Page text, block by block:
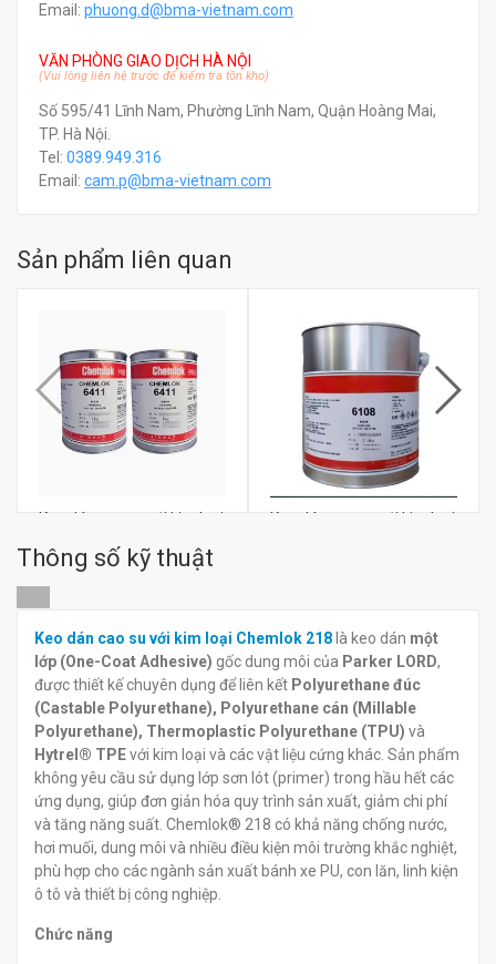
Email: phuong.d@bma-vietnam.com
VĂN PHÒNG GIAO DỊCH HÀ NỘI
(Vui lòng liên hệ trước để kiểm tra tồn kho)
Số 595/41 Lĩnh Nam, Phường Lĩnh Nam, Quận Hoàng Mai,
TP. Hà Nội.
Tel: 0389.949.316
Email: cam.p@bma-vietnam.com
Sản phẩm liên quan
Keo dán cao su với kim loại
0
Keo dán cao su với kim loại
0đ
Thông số kỹ thuật
Keo dán cao su với kim loại Chemlok 218 là keo dán một
lớp (One-Coat Adhesive) gốc dung môi của Parker LORD,
được thiết kế chuyên dụng để liên kết Polyurethane đúc
(Castable Polyurethane), Polyurethane cán (Millable
Polyurethane), Thermoplastic Polyurethane (TPU) và
Hytrel® TPEvới kim loại và các vật liệu cứng khác. Sản phẩm
không yêu cầu sử dụng lớp sơn lót (primer) trong hầu hết các
ứng dụng, giúp đơn giản hóa quy trình sản xuất, giảm chi phí
và tăng năng suất. Chemlok® 218 có khả năng chống nước,
hơi muối, dung môi và nhiều điều kiện môi trường khắc nghiệt,
phù hợp cho các ngành sản xuất bánh xe PU, con lăn, linh kiện
ô tô và thiết bị công nghiệp.
Chức năng